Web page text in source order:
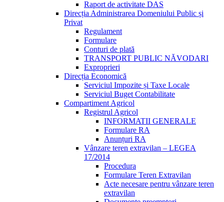
Raport de activitate DAS
Direcția Administrarea Domeniului Public și
Privat
Regulament
Formulare
Conturi de plată
TRANSPORT PUBLIC NĂVODARI
Exproprieri
Direcția Economică
Serviciul Impozite și Taxe Locale
Serviciul Buget Contabilitate
Compartiment Agricol
Registrul Agricol
INFORMATII GENERALE
Formulare RA
Anunțuri RA
Vânzare teren extravilan – LEGEA
17/2014
Procedura
Formulare Teren Extravilan
Acte necesare pentru vânzare teren
extravilan